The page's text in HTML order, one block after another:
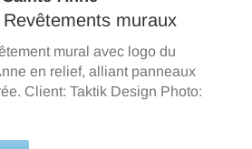
Revêtements muraux
mural avec logo du
en relief, alliant panneaux
Client: Taktik Design Photo: